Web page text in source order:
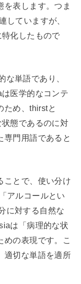
を表します。つま
していますが、
化したもので
な単語であり、
医学的なコンテ
ため、thirstと
態であるのに対
専門用語であると
ことで、使い分け
アルコールとい
に対する自然な
は「病理的な状
めの表現です。こ
適切な単語を適所